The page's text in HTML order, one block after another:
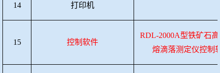
14 打印机
15 控制软件
RDL-2000A型铁矿石
熔滴落测定仪控制